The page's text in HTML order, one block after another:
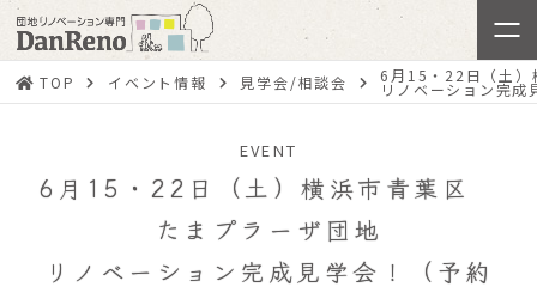
TOP イベント情報 見学会/相談会 6月15・22日（土
リノベーション完成
EVENT
6月15・22日（土）横浜市青葉区
たまプラーザ団地
リノベーション完成見学会！（予約